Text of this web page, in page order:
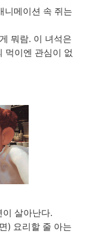
니메이션 속 쥐는
뭐람. 이 녀석은
먹이엔 관심이 없
살아난다.
) 요리할 줄 아는